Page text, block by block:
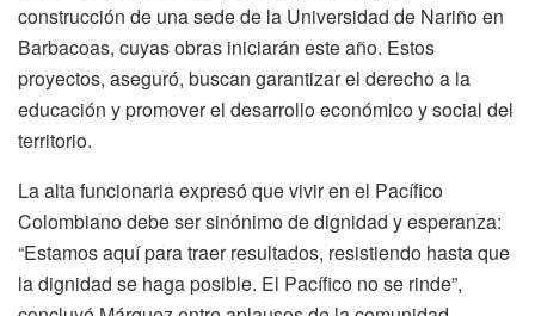
construcción de una sede de la Universidad de Nariño en
Barbacoas, cuyas obras iniciarán este año. Estos
proyectos, aseguró, buscan garantizar el derecho a la
educación y promover el desarrollo económico y social del
territorio.
La alta funcionaria expresó que vivir en el Pacífico
Colombiano debe ser sinónimo de dignidad y esperanza:
“Estamos aquí para traer resultados, resistiendo hasta que
la dignidad se haga posible. El Pacífico no se rinde”,